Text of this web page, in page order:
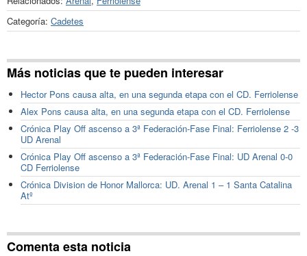
Categoría: Cadetes
Más noticias que te pueden interesar
Hector Pons causa alta, en una segunda etapa con el CD. Ferriolense
Alex Pons causa alta, en una segunda etapa con el CD. Ferriolense
Crónica Play Off ascenso a 3ª Federación-Fase Final: Ferriolense 2 -3
UD Arenal
Crónica Play Off ascenso a 3ª Federación-Fase Final: UD Arenal 0-0
CD Ferriolense
Crónica Division de Honor Mallorca: UD. Arenal 1 – 1 Santa Catalina
Atº
Comenta esta noticia